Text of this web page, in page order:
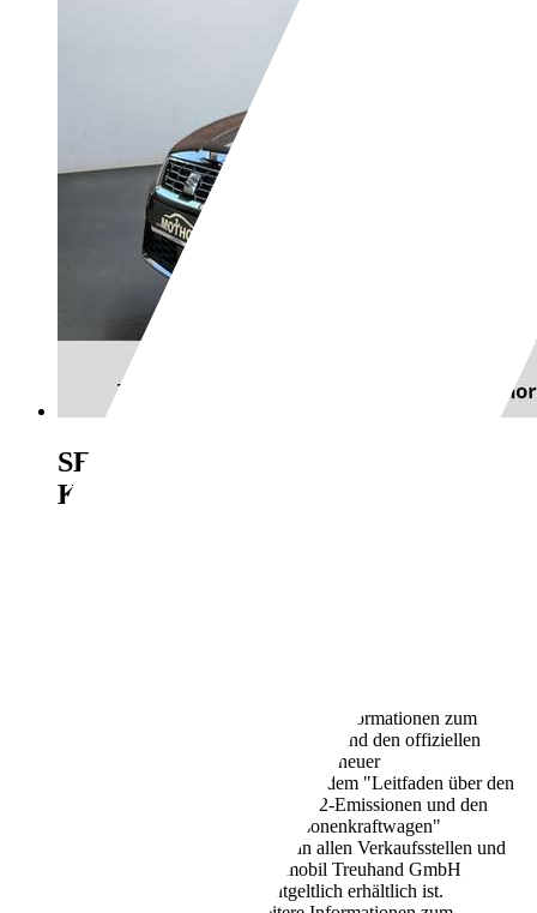
SEAT Ibiza
KlimaA Rückfahrkamera
Weitere Informationen zum
offiziellen Kraftstoffverbrauch und den offiziellen
spezifischen CO2-Emissionen neuer
Personenkraftwagen können dem "Leitfaden über den
Kraftstoffverbrauch, die CO2-Emissionen und den
Stromverbrauch neuer Personenkraftwagen"
entnommen werden, der an allen Verkaufsstellen und
bei der Deutschen Automobil Treuhand GmbH
unter www.dat.de unentgeltlich erhältlich ist.